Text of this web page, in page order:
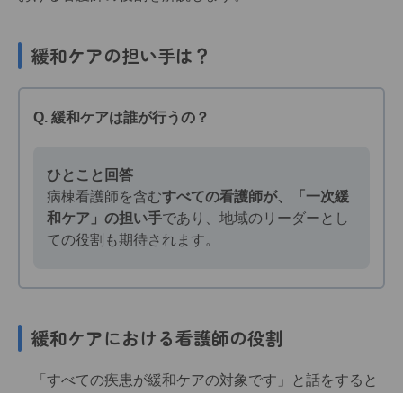
緩和ケアの担い手は？
Q. 緩和ケアは誰が行うの？
ひとこと回答
病棟看護師を含むすべての看護師が、「一次緩
和ケア」の担い手であり、地域のリーダーとし
ての役割も期待されます。
緩和ケアにおける看護師の役割
「すべての疾患が緩和ケアの対象です」と話をすると